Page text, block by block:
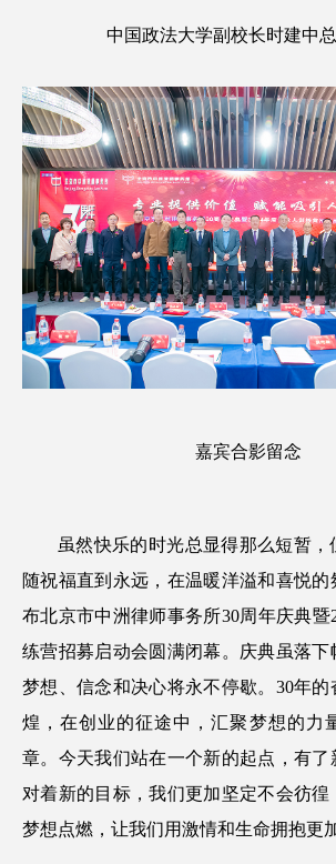
中国政法大学副校长时建中
嘉宾合影留念
虽然快乐的时光总显得那么短暂
随祝福直到永远，在温暖洋溢和喜悦
布北京市中洲律师事务所30周年庆典暨
练营招募启动会圆满闭幕。庆典虽落下
梦想、信念和决心将永不停歇。30年的
煌，在创业的征途中，汇聚梦想的力
章。今天我们站在一个新的起点，有
对着新的目标，我们更加坚定不会彷徨
梦想点燃，让我们用激情和生命拥抱更